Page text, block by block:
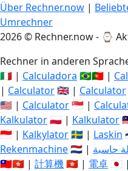
Über Rechner.now |
Umrechner
2026 © Rechner.now - ⌚
Rechner in anderen
🇮🇹 | Calculadora 🇧🇷🇵🇹 |
| Calculator🇬🇧 | Calculator
🇺🇸 | Calculator🇸🇬 |
Kalkulator🇵🇱 | Kalkulator
🇮🇩 | Kalkylator🇸🇪 | Laskin
Rekenmachine🇳🇱 | حاسبة
🇹🇼🇭🇰 | 計算機🇭🇰 | 電卓 🇯🇵 |